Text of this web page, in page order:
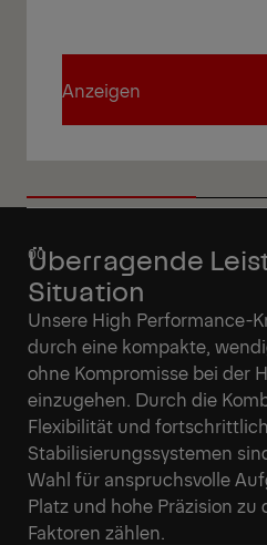
Anzeigen
Überragende
Situation
Unsere High Performance-
durch eine kompakte,
ohne Kompromisse bei der
einzugehen. Durch die
Flexibilität und
Stabilisierungssystemen
Wahl für anspruchsvolle
Platz und hohe Präzision
Faktoren zählen.